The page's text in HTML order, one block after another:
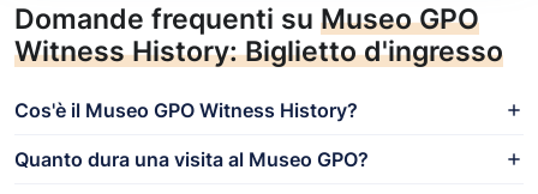
Domande frequenti su Museo GPO
Witness History: Biglietto d'ingresso
Cos'è il Museo GPO Witness History?
Quanto dura una visita al Museo GPO?